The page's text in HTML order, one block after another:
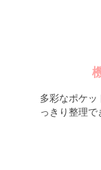
多彩なポケッ
っきり整理で